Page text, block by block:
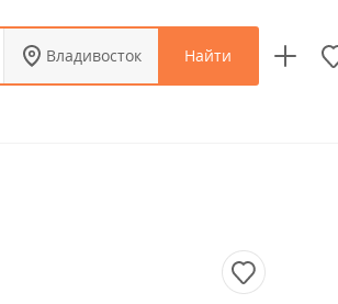
Владивосток Найти